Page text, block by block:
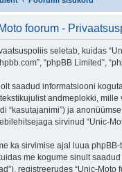
foorum -
seletab, kuidas
“phpBB Limited”,
saadud informatsiooni
andmeplokki,
“kasutajanimi”) ja
sirvinud “Unic-
ka sirvimise ajal luua
me kogume sinult
registreerudes “Unic-Moto